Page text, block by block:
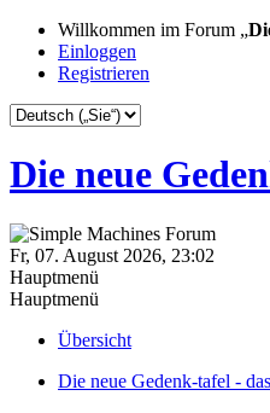
Willkommen im Forum „
Einloggen
Registrieren
Die neue
Fr, 07. August 2026, 23:02
Hauptmenü
Hauptmenü
Übersicht
Die neue Gedenk-tafel -